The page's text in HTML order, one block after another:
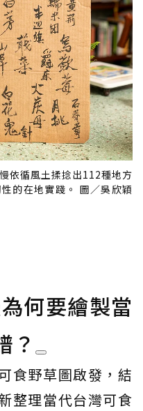
依循風土揉捻出112種地方
的在地實踐。 圖／吳欣穎
何要繪製當
？
食野草圖啟發，結
整理當代台灣可食